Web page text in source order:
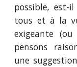
possible, est-
tous et à la
exigeante
pensons
une